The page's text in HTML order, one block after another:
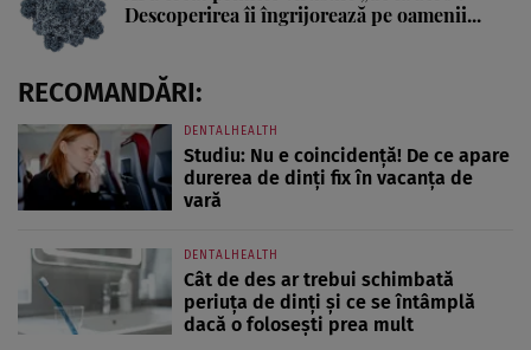
Descoperirea îi îngrijorează pe oamenii...
RECOMANDĂRI:
DENTALHEALTH
Studiu: Nu e coincidență! De ce apare
durerea de dinți fix în vacanța de
vară
DENTALHEALTH
Cât de des ar trebui schimbată
periuța de dinți și ce se întâmplă
dacă o folosești prea mult